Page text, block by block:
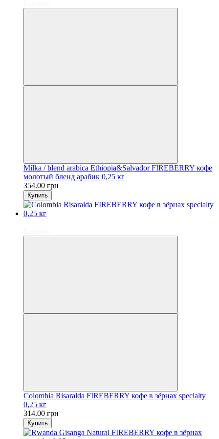
Milka / blend arabica Ethiopia&Salvador FIREBERRY кофе
молотый бленд арабик 0,25 кг
354.00 грн
Купить
Colombia Risaralda FIREBERRY кофе в зёрнах specialty
0,25 кг
314.00 грн
Купить